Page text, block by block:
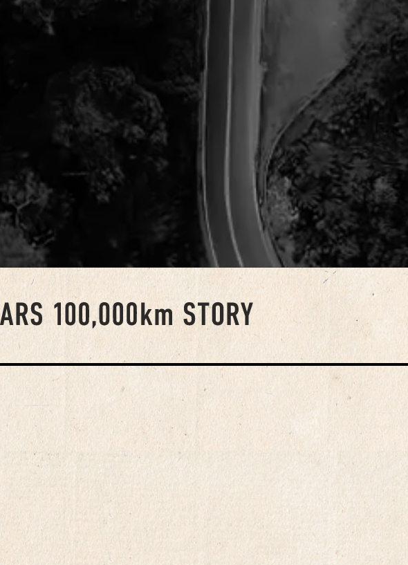
1990's～
2020's
SUV系
クーペ系
ステーション
2014年
2011年
モータリングライター。1961年、東京生まれ。
クルマを、社会や人間とともにあるものとして取材活動を行っている。
代表作の『10年10万キロストーリー』は、一台のクルマに10年もしくは10万キ
けた人を訪ね、人とクルマが織りなす物語を記録したインタビューノンフィク
を重ねている。主な著書に、『10年10万キロストーリー』・『セナと日本人
旅行』『ニッポン・ミニ・ストーリー』『レクサスのジレンマ』『力説自動車
「金子浩久公式サイトhorizontal」
http://www.kaneko-hirohisa.com/